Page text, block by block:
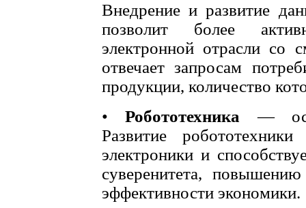
Внедрение и развитие
позволит более
электронной отрасли со
отвечает запросам
продукции, количество
•Робототехника —
Развитие
электроники и
суверенитета,
эффективности экономики.